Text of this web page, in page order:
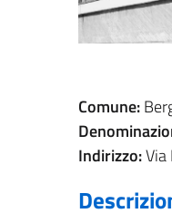
Comune:
Indirizzo:Via